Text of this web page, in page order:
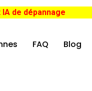
de dépannage
FAQ Blog